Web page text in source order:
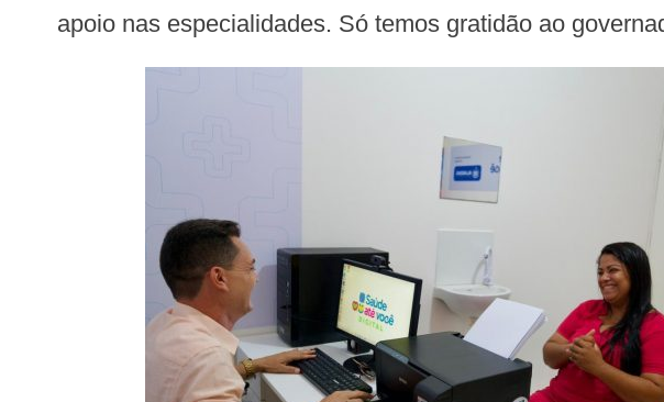
apoio nas especialidades. Só temos gratidão ao